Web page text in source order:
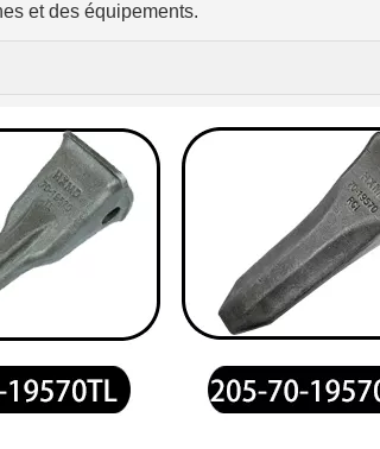
et des équipements.